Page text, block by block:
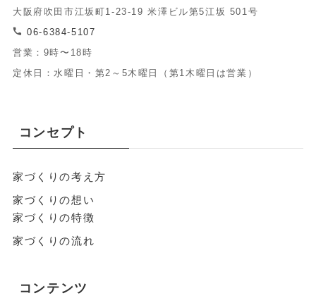
大阪府吹田市江坂町1-23-19 米澤ビル第5江坂 501号
06-6384-5107
営業：9時〜18時
定休日：水曜日・第2～5木曜日（第1木曜日は営業）
コンセプト
家づくりの考え方
家づくりの想い
家づくりの特徴
家づくりの流れ
コンテンツ